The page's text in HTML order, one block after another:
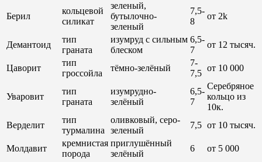
Берил
кольцевой
силикат
зеленый,
бутылочно-
зеленый
7,5-
8
от 2k
Демантоид
тип
граната
изумруд с сильным
блеском
6,5-
7
от 12 тысяч.
Цаворит
тип
гроссойла
тёмно-зелёный
7-
7,5
от 10 000
Уваровит
тип
граната
изумрудно-
зелёный
6,5-
7
Серебряное
кольцо из
10к.
Верделит
тип
турмалина
оливковый, серо-
зеленый
7,5 от 10 тысяч.
Молдавит
кремнистая
порода
приглушённый
зелёный
6
от 5 000